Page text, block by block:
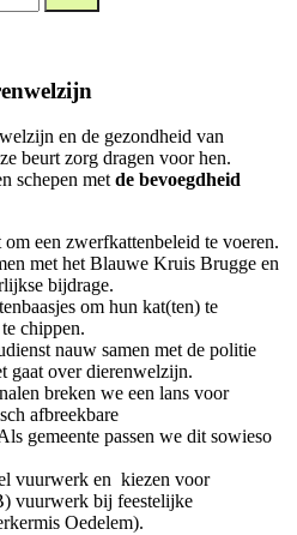
en de gezondheid van
beurt zorg dragen voor hen.
schepen metde bevoegdheid
een zwerfkattenbeleid te voeren.
met het Blauwe Kruis Brugge en
bijdrage.
om hun kat(ten) te
chippen.
nauw samen met de politie
gaat over dierenwelzijn.
breken we een lans voor
afbreekbare
gemeente passen we dit sowieso
vuurwerk en kiezen voor
vuurwerk bij feestelijke
Oedelem).